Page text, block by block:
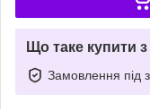
Що таке купити
Замовлення під